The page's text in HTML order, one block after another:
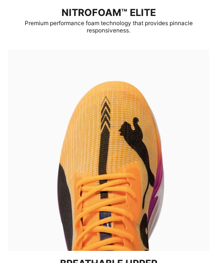
NITROFOAM™ ELITE
Premium performance foam technology that provides pinnacle
responsiveness.